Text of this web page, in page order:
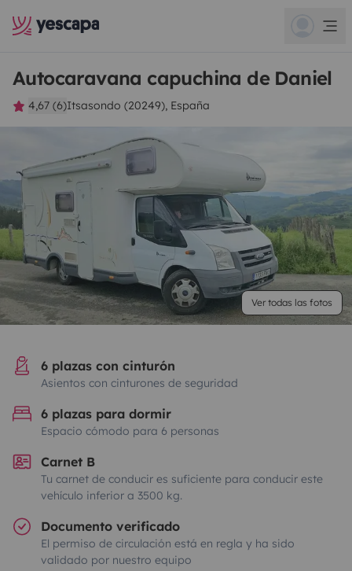
Autocaravana capuchina de Daniel
4,67 (6)Itsasondo (20249), España
Ver todas las fotos
6 plazas con cinturón
Asientos con cinturones de seguridad
6 plazas para dormir
Espacio cómodo para 6 personas
Carnet B
Tu carnet de conducir es suficiente para conducir este
vehículo inferior a 3500 kg.
Documento verificado
El permiso de circulación está en regla y ha sido
validado por nuestro equipo